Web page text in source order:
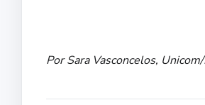
Por Sara Vasconcelos,